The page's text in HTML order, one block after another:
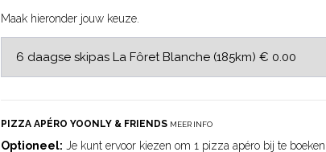
Maak hieronder jouw keuze.
PIZZA APÉRO YOONLY & FRIENDS MEER INFO
Optioneel: Je kunt ervoor kiezen om 1 pizza apéro bij te boeken.